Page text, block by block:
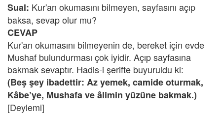
Sual: Kur'an okumasını bilmeyen, sayfasını açıp
baksa, sevap olur mu?
CEVAP
Kur'an okumasını bilmeyenin de, bereket için evde
Mushaf bulundurması çok iyidir. Açıp sayfasına
bakmak sevaptır. Hadis-i şerifte buyuruldu ki:
(Beş şey ibadettir: Az yemek, camide oturmak,
Kâbe’ye, Mushafa ve âlimin yüzüne bakmak.)
[Deylemi]